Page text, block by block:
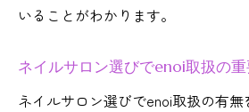
いることがわかります。
ネイルサロン選びでenoi取扱の
ネイルサロン選びでenoi取扱の有無